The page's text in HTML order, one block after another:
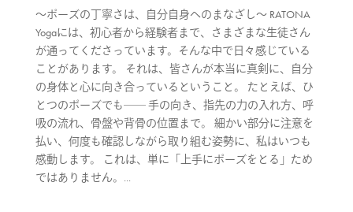
〜ポーズの丁寧さは、自分自身へのまなざし〜 RATONA
Yogaには、初心者から経験者まで、さまざまな生徒さん
が通ってくださっています。そんな中で日々感じている
ことがあります。 それは、皆さんが本当に真剣に、自分
の身体と心に向き合っているということ。 たとえば、ひ
とつのポーズでも―― 手の向き、指先の力の入れ方、呼
吸の流れ、骨盤や背骨の位置まで。 細かい部分に注意を
払い、何度も確認しながら取り組む姿勢に、私はいつも
感動します。 これは、単に「上手にポーズをとる」ため
ではありません。...